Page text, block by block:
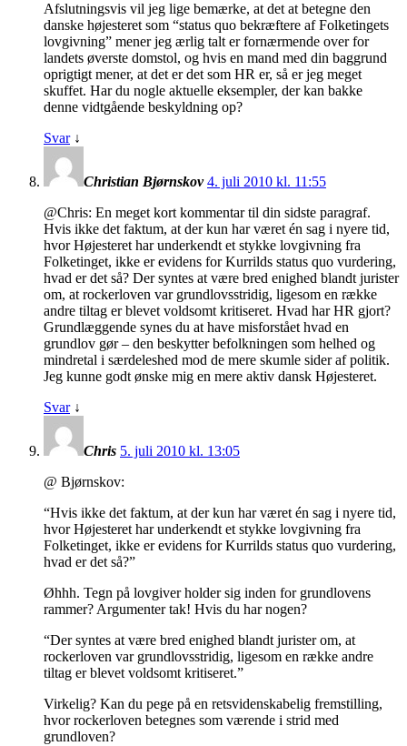
Afslutningsvis vil jeg lige bemærke, at det at betegne den
danske højesteret som “status quo bekræftere af Folketingets
lovgivning” mener jeg ærlig talt er fornærmende over for
landets øverste domstol, og hvis en mand med din baggrund
oprigtigt mener, at det er det som HR er, så er jeg meget
skuffet. Har du nogle aktuelle eksempler, der kan bakke
denne vidtgående beskyldning op?
Svar ↓
Christian Bjørnskov 4. juli 2010 kl. 11:55
@Chris: En meget kort kommentar til din sidste paragraf.
Hvis ikke det faktum, at der kun har været én sag i nyere tid,
hvor Højesteret har underkendt et stykke lovgivning fra
Folketinget, ikke er evidens for Kurrilds status quo vurdering,
hvad er det så? Der syntes at være bred enighed blandt jurister
om, at rockerloven var grundlovsstridig, ligesom en række
andre tiltag er blevet voldsomt kritiseret. Hvad har HR gjort?
Grundlæggende synes du at have misforstået hvad en
grundlov gør – den beskytter befolkningen som helhed og
mindretal i særdeleshed mod de mere skumle sider af politik.
Jeg kunne godt ønske mig en mere aktiv dansk Højesteret.
Svar ↓
Chris 5. juli 2010 kl. 13:05
@ Bjørnskov:
“Hvis ikke det faktum, at der kun har været én sag i nyere tid,
hvor Højesteret har underkendt et stykke lovgivning fra
Folketinget, ikke er evidens for Kurrilds status quo vurdering,
hvad er det så?”
Øhhh. Tegn på lovgiver holder sig inden for grundlovens
rammer? Argumenter tak! Hvis du har nogen?
“Der syntes at være bred enighed blandt jurister om, at
rockerloven var grundlovsstridig, ligesom en række andre
tiltag er blevet voldsomt kritiseret.”
Virkelig? Kan du pege på en retsvidenskabelig fremstilling,
hvor rockerloven betegnes som værende i strid med
grundloven?